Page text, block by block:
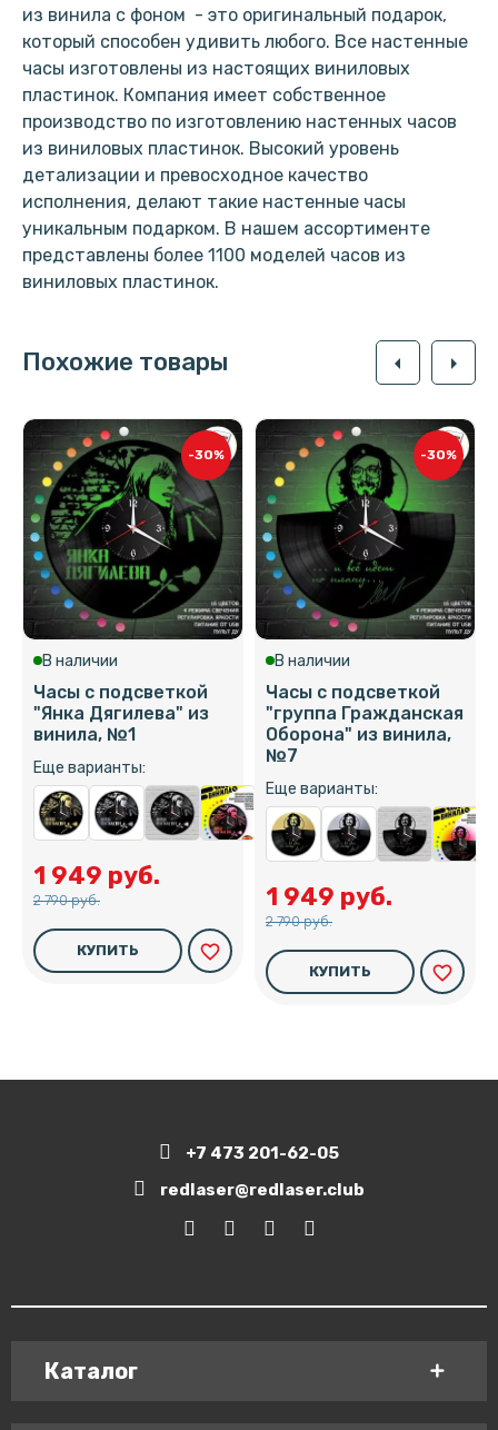
из винила с фоном - это оригинальный подарок,
который способен удивить любого. Все настенные
часы изготовлены из настоящих виниловых
пластинок. Компания имеет собственное
производство по изготовлению настенных часов
из виниловых пластинок. Высокий уровень
детализации и превосходное качество
исполнения, делают такие настенные часы
уникальным подарком. В нашем ассортименте
представлены более 1100 моделей часов из
виниловых пластинок.
Похожие товары arrow_left arrow_right
-30%
В наличии
Часы с подсветкой
"Янка Дягилева" из
винила, №1
Еще варианты:
1 949 руб.
2 790 руб.
КУПИТЬ favorite_border
-30%
В наличии
Часы с подсветкой
"группа Гражданская
Оборона" из винила,
№7
Еще варианты:
1 949 руб.
2 790 руб.
КУПИТЬ favorite_border
+7 473 201-62-05
redlaser@redlaser.club
Каталог